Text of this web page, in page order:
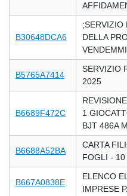
B30648DCA6
;SERVIZIO
DELLA
B5765A7414
SERVIZIO
2025
B6689F472C
1
BJT 486A
B6688A52BA
CARTA
FOGLI - 10
B667A0838E
ELENCO
IMPRESE